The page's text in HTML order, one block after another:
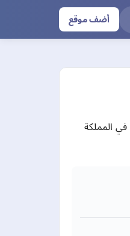
أضف موقع
في المملكة